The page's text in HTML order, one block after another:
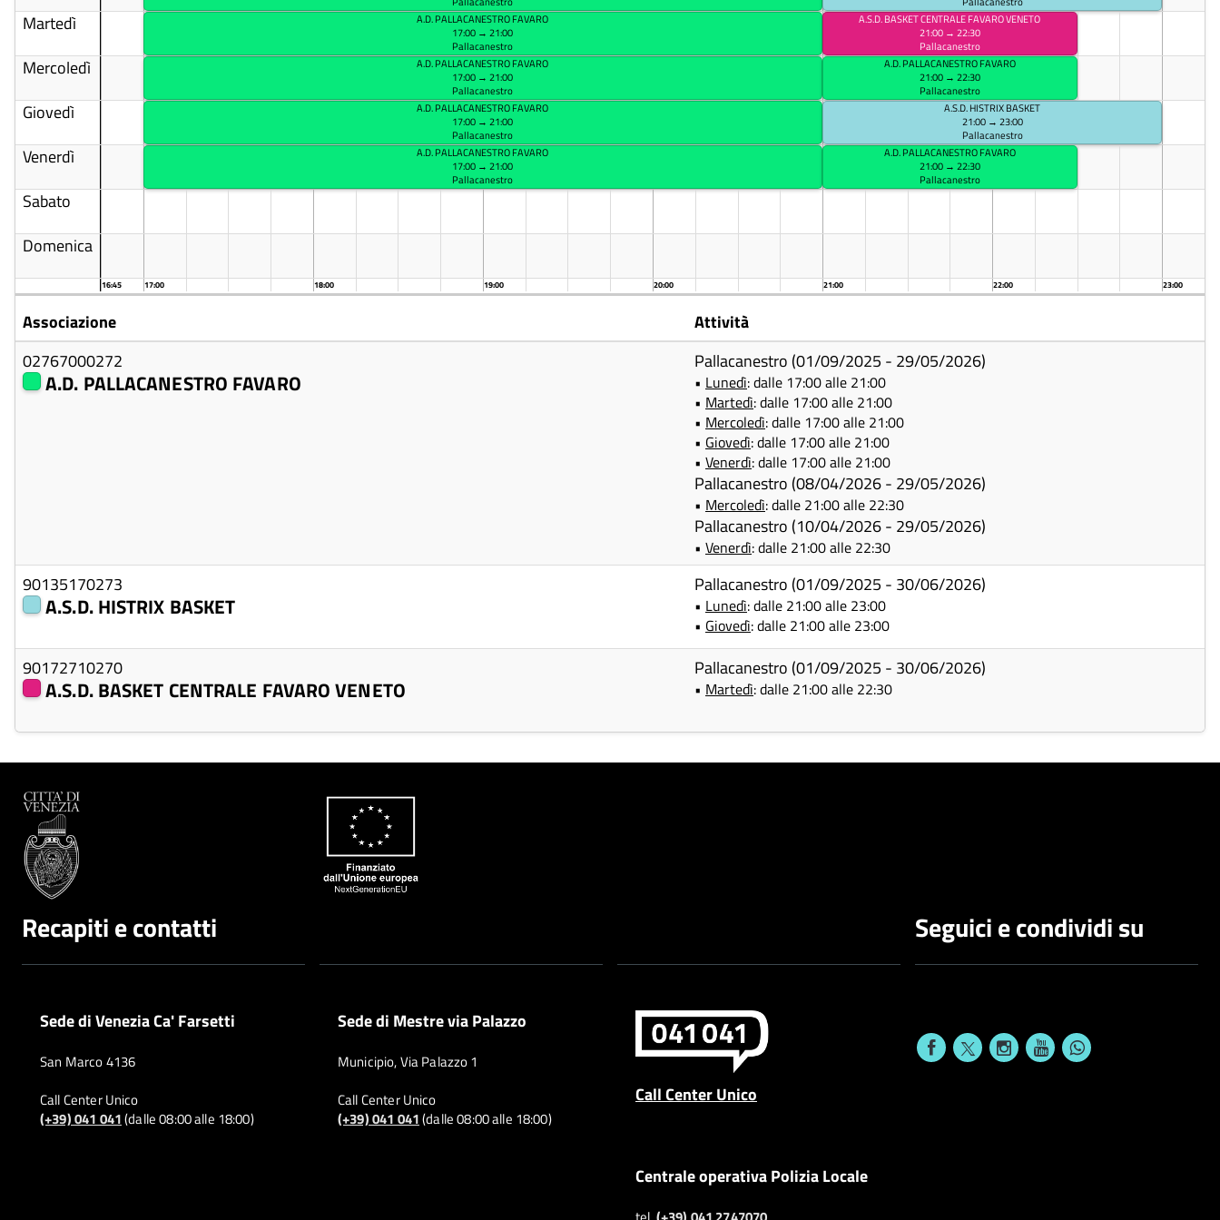
Martedì
A.D. PALLACANESTRO FAVARO
17:00 → 21:00
Pallacanestro
A.S.D. BASKET CENTRALE FAVARO VENETO
21:00 → 22:30
Pallacanestro
Mercoledì
A.D. PALLACANESTRO FAVARO
17:00 → 21:00
Pallacanestro
A.D. PALLACANESTRO FAVARO
21:00 → 22:30
Pallacanestro
Giovedì
A.D. PALLACANESTRO FAVARO
17:00 → 21:00
Pallacanestro
A.S.D. HISTRIX BASKET
21:00 → 23:00
Pallacanestro
Venerdì
A.D. PALLACANESTRO FAVARO
17:00 → 21:00
Pallacanestro
A.D. PALLACANESTRO FAVARO
21:00 → 22:30
Pallacanestro
Sabato
Domenica
16:45 17:00 18:00 19:00 20:00 21:00 22:00 23:00
Associazione
Attività
02767000272
A.D. PALLACANESTRO FAVARO
Pallacanestro (01/09/2025 - 29/05/2026)
• Lunedì: dalle 17:00 alle 21:00
• Martedì: dalle 17:00 alle 21:00
• Mercoledì: dalle 17:00 alle 21:00
• Giovedì: dalle 17:00 alle 21:00
• Venerdì: dalle 17:00 alle 21:00
Pallacanestro (08/04/2026 - 29/05/2026)
• Mercoledì: dalle 21:00 alle 22:30
Pallacanestro (10/04/2026 - 29/05/2026)
• Venerdì: dalle 21:00 alle 22:30
90135170273
A.S.D. HISTRIX BASKET
Pallacanestro (01/09/2025 - 30/06/2026)
• Lunedì: dalle 21:00 alle 23:00
• Giovedì: dalle 21:00 alle 23:00
90172710270
A.S.D. BASKET CENTRALE FAVARO VENETO
Pallacanestro (01/09/2025 - 30/06/2026)
• Martedì: dalle 21:00 alle 22:30
Recapiti e contatti
Sede di Venezia Ca' Farsetti
San Marco 4136
Call Center Unico
(+39) 041 041(dalle 08:00 alle 18:00)
Sede di Mestre via Palazzo
Municipio, Via Palazzo 1
Call Center Unico
(+39) 041 041(dalle 08:00 alle 18:00)
Call Center Unico
Centrale operativa Polizia Locale
Seguici e condividi su